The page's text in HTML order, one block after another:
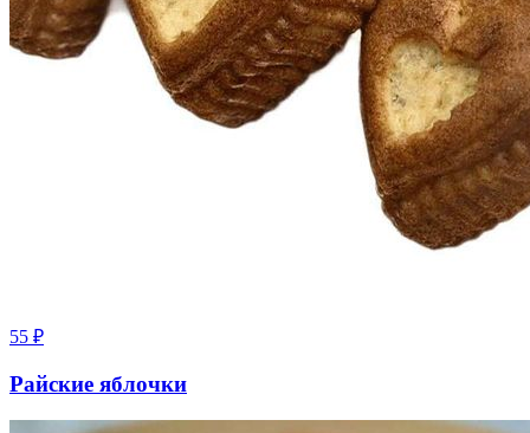
55 ₽
Райские яблочки